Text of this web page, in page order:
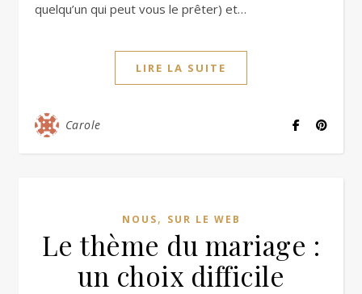
quelqu’un qui peut vous le prêter) et…
LIRE LA SUITE
Carole
NOUS, SUR LE WEB
Le thème du mariage :
un choix difficile